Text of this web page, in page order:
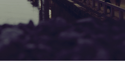
메
뉴